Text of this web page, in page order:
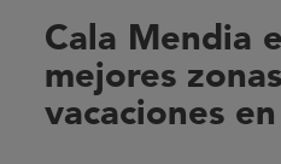
Cala Mendia
mejores
vacaciones